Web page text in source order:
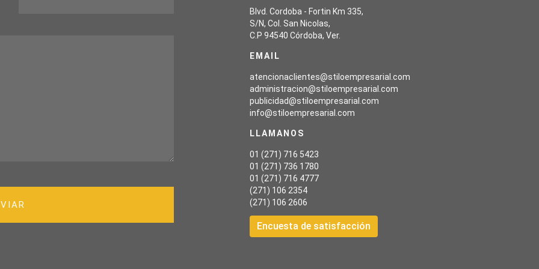
Blvd. Cordoba - Fortin Km 335,
S/N, Col. San Nicolas,
C.P 94540 Córdoba, Ver.
EMAIL
atencionaclientes@stiloempresarial.com
administracion@stiloempresarial.com
publicidad@stiloempresarial.com
info@stiloempresarial.com
LLAMANOS
01 (271) 716 5423
01 (271) 736 1780
01 (271) 716 4777
(271) 106 2354
(271) 106 2606
Encuesta de satisfacción